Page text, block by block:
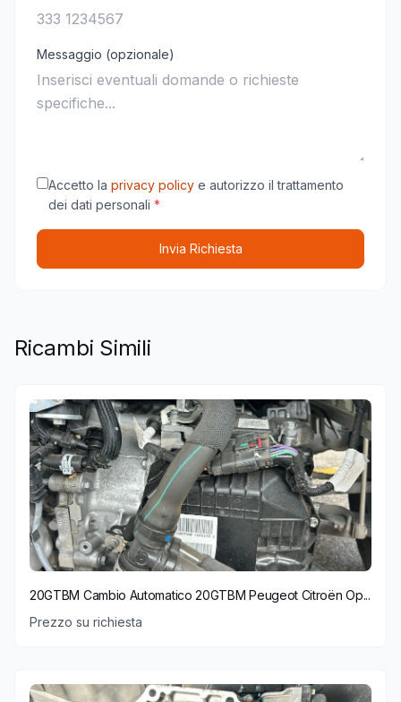
Messaggio (opzionale)
Accetto la privacy policy e autorizzo il trattamento
dei dati personali *
Invia Richiesta
Ricambi Simili
20GTBM Cambio Automatico 20GTBM Peugeot Citroën Op...
Prezzo su richiesta